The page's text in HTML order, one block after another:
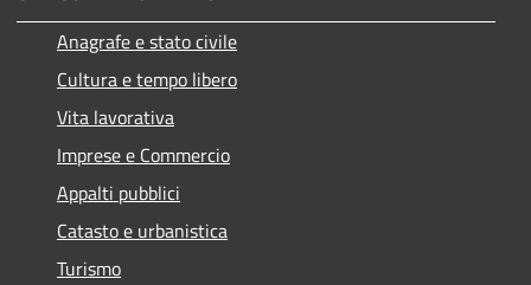
Anagrafe e stato civile
Cultura e tempo libero
Vita lavorativa
Imprese e Commercio
Appalti pubblici
Catasto e urbanistica
Turismo